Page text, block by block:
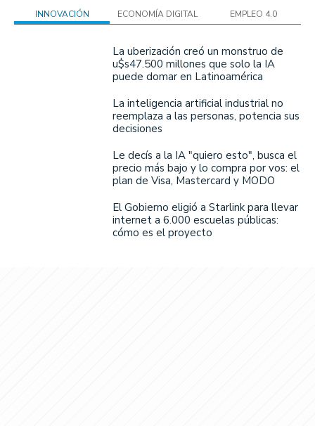
INNOVACIÓN ECONOMÍA DIGITAL EMPLEO 4.0
La uberización creó un monstruo de
u$s47.500 millones que solo la IA
puede domar en Latinoamérica
La inteligencia artificial industrial no
reemplaza a las personas, potencia sus
decisiones
Le decís a la IA "quiero esto", busca el
precio más bajo y lo compra por vos: el
plan de Visa, Mastercard y MODO
El Gobierno eligió a Starlink para llevar
internet a 6.000 escuelas públicas:
cómo es el proyecto